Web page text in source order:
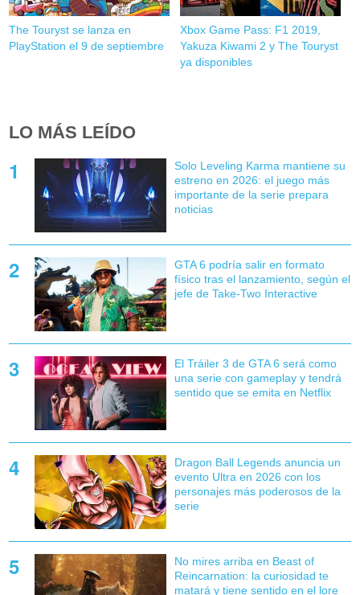
The Touryst se lanza en
PlayStation el 9 de septiembre
Xbox Game Pass: F1 2019,
Yakuza Kiwami 2 y The Touryst
ya disponibles
LO MÁS LEÍDO
Solo Leveling Karma mantiene su
estreno en 2026: el juego más
importante de la serie prepara
noticias
GTA 6 podría salir en formato
físico tras el lanzamiento, según el
jefe de Take-Two Interactive
El Tráiler 3 de GTA 6 será como
una serie con gameplay y tendrá
sentido que se emita en Netflix
Dragon Ball Legends anuncia un
evento Ultra en 2026 con los
personajes más poderosos de la
serie
No mires arriba en Beast of
Reincarnation: la curiosidad te
matará y tiene sentido en el lore